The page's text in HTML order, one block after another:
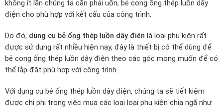
không ít lần chúng ta cần phải uốn, bẻ cong ống thép luồn dây
điện cho phù hợp với kết cấu của công trình.
Do đó, dụng cụ bẻ ống thép luồn dây điện là loại phụ kiện rất
được sử dụng rất nhiều hiện nay, đây là thiết bị có thể dùng để
bẻ cong ống thép luồn dây điện theo các góc mong muốn để có
thể lắp đặt phù hợp với công trình.
Với dụng cụ bẻ ống thép luồn dây điện, chúng ta sẽ tiết kiệm
được chi phi trong việc mua các loại loại phụ kiện chia ngã như